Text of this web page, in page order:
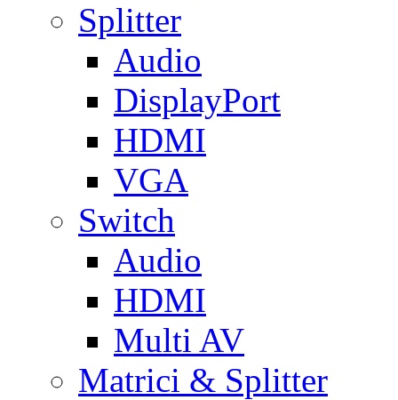
Splitter
Audio
DisplayPort
HDMI
VGA
Switch
Audio
HDMI
Multi AV
Matrici & Splitter